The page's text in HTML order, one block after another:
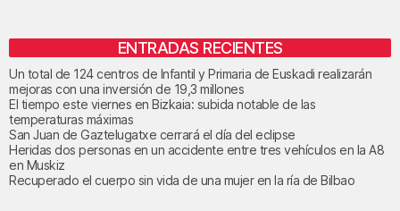
ENTRADAS RECIENTES
Un total de 124 centros de Infantil y Primaria de Euskadi realizarán
mejoras con una inversión de 19,3 millones
El tiempo este viernes en Bizkaia: subida notable de las
temperaturas máximas
San Juan de Gaztelugatxe cerrará el día del eclipse
Heridas dos personas en un accidente entre tres vehículos en la A8
en Muskiz
Recuperado el cuerpo sin vida de una mujer en la ría de Bilbao